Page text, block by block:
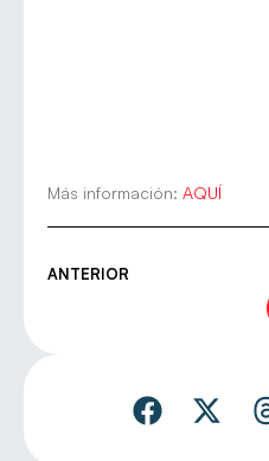
Más información: AQUÍ
ANTERIOR